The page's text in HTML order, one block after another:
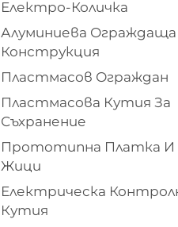
Електро-Количка
Алуминиева Ограждаща
Конструкция
Пластмасов Ограждан
Пластмасова Кутия За
Съхранение
Прототипна Платка И
Жици
Електрическа
Кутия